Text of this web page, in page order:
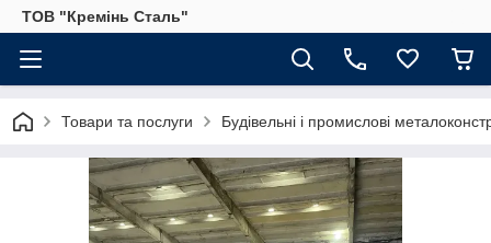
ТОВ "Кремінь Сталь"
Товари та послуги Будівельні і промислові